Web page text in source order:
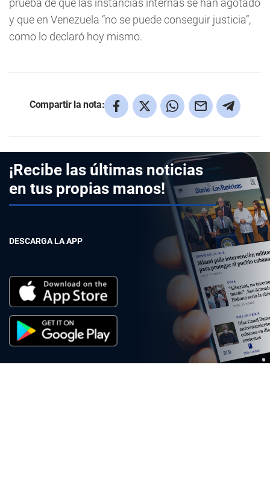
prueba de que las instancias internas se han agotado
y que en Venezuela “no se puede conseguir justicia”,
como lo declaró hoy mismo.
Compartir la nota:
¡Recibe las últimas noticias
en tus propias manos!
DESCARGA LA APP